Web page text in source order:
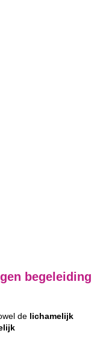
begeleiding
de lichamelijk